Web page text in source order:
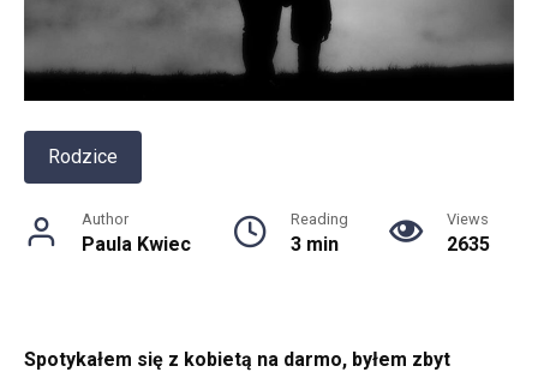
Rodzice
Author
Paula Kwiec
Reading
3 min
Views
2635
Spotykałem się z kobietą na darmo, byłem zbyt